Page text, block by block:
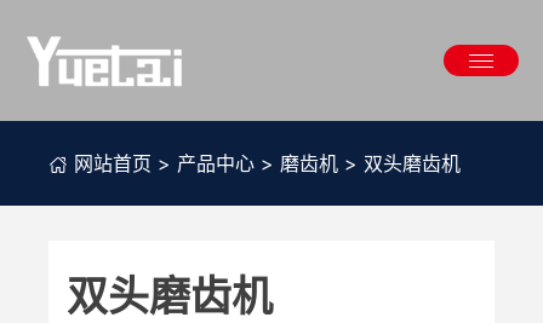
网站首页 > 产品中心 > 磨齿机 > 双头磨齿机
双头磨齿机